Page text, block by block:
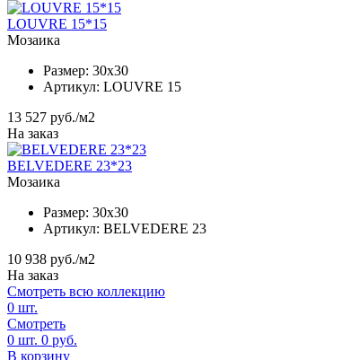
LOUVRE 15*15
Мозаика
Размер: 30x30
Артикул: LOUVRE 15
13 527 руб./м2
На заказ
BELVEDERE 23*23
Мозаика
Размер: 30x30
Артикул: BELVEDERE 23
10 938 руб./м2
На заказ
Смотреть всю коллекцию
0 шт.
Смотреть
0 шт. 0 руб.
В корзину